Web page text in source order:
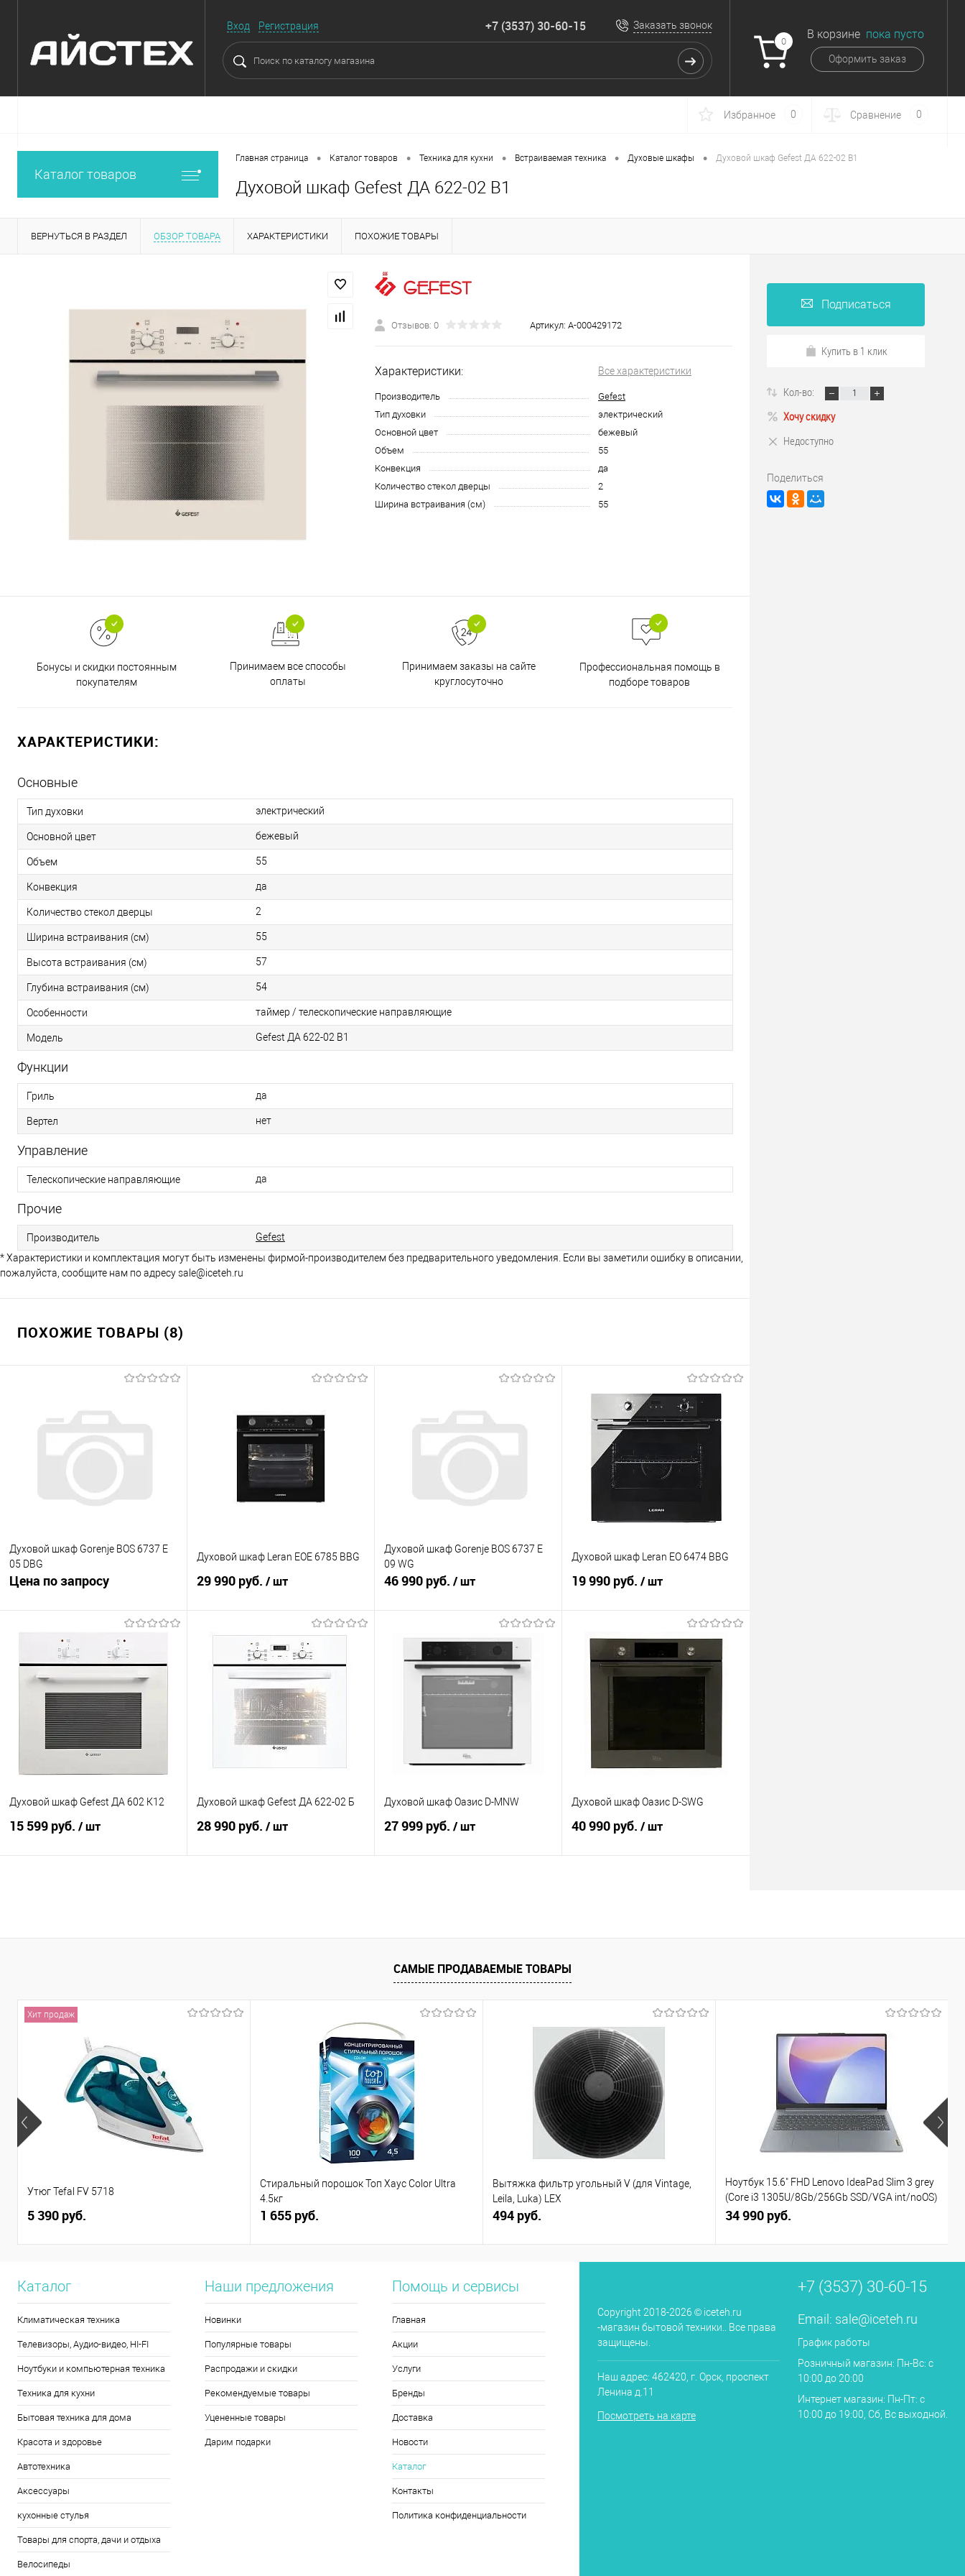
Вход Регистрация +7 (3537) 30-60-15 Заказать звонок
0
В корзине пока пусто
Оформить заказ
Избранное 0 Сравнение 0
Каталог товаров
Главная страница • Каталог товаров • Техника для кухни • Встраиваемая техника • Духовые шкафы • Духовой шкаф Gefest ДА 622-02 B1
Духовой шкаф Gefest ДА 622-02 B1
ВЕРНУТЬСЯ В РАЗДЕЛ ОБЗОР ТОВАРА ХАРАКТЕРИСТИКИ ПОХОЖИЕ ТОВАРЫ
Отзывов: 0 Артикул: А-000429172
Характеристики: Все характеристики
Производитель
Gefest
Тип духовки
электрический
Основной цвет
бежевый
Объем
55
Конвекция
да
Количество стекол дверцы
2
Ширина встраивания (см)
55
Бонусы и скидки постоянным
покупателям
Принимаем все способы
оплаты
Принимаем заказы на сайте
круглосуточно
Профессиональная помощь в
подборе товаров
ХАРАКТЕРИСТИКИ:
Основные
Тип духовки электрический
Основной цвет бежевый
Объем 55
Конвекция да
Количество стекол дверцы 2
Ширина встраивания (см) 55
Высота встраивания (см) 57
Глубина встраивания (см) 54
Особенности таймер / телескопические направляющие
Модель Gefest ДА 622-02 В1
Функции
Гриль да
Вертел нет
Управление
Телескопические направляющие да
Прочие
Производитель
Gefest
* Характеристики и комплектация могут быть изменены фирмой-производителем без предварительного уведомления. Если вы заметили ошибку в описании,
пожалуйста, сообщите нам по адресу sale@iceteh.ru
ПОХОЖИЕ ТОВАРЫ (8)
Духовой шкаф Gorenje BOS 6737 E
05 DBG
Цена по запросу
Запросить цену
Купить в 1 клик
К сравнению
В избранное
В наличии
Духовой шкаф Leran EOE 6785 BBG
29 990 руб. / шт
В корзину
Купить в 1 клик
К сравнению
В избранное
В наличии
Духовой шкаф Gorenje BOS 6737 E
09 WG
46 990 руб. / шт
Купить в 1 клик
К сравнению
В избранное
В наличии
Духовой шкаф Leran EO 6474 BBG
19 990 руб. / шт
Купить в 1 клик
К сравнению
В избранное
В наличии
Духовой шкаф Gefest ДА 602 К12
15 599 руб. / шт
В избранное
Под заказ
Духовой шкаф Gefest ДА 622-02 Б
28 990 руб. / шт
В избранное
Под заказ
Духовой шкаф Оазис D-MNW
27 999 руб. / шт
В избранное
В наличии
Духовой шкаф Оазис D-SWG
40 990 руб. / шт
В избранное
В наличии
Подписаться
Купить в 1 клик
Кол-во:
Хочу скидку
Недоступно
Поделиться
САМЫЕ ПРОДАВАЕМЫЕ ТОВАРЫ
Хит продаж
Утюг Tefal FV 5718
5 390 руб.
Стиральный порошок Топ Хаус Color Ultra
4.5кг
1 655 руб.
Вытяжка фильтр угольный V (для Vintage,
Leila, Luka) LEX
494 руб.
Ноутбук 15.6" FHD Lenovo IdeaPad Slim 3 grey
(Core i3 1305U/8Gb/256Gb SSD/VGA int/noOS)
(82X7004BPS)
34 990 руб.
Каталог
Климатическая техника
Телевизоры, Аудио-видео, HI-FI
Ноутбуки и компьютерная техника
Техника для кухни
Бытовая техника для дома
Красота и здоровье
Автотехника
Аксессуары
кухонные стулья
Товары для спорта, дачи и отдыха
Велосипеды
Наши предложения
Новинки
Популярные товары
Распродажи и скидки
Рекомендуемые товары
Уцененные товары
Дарим подарки
Помощь и сервисы
Главная
Акции
Услуги
Бренды
Доставка
Новости
Каталог
Контакты
Политика конфиденциальности
Copyright 2018-2026 © iceteh.ru
-магазин бытовой техники.. Все права
защищены.
Наш адрес: 462420, г. Орск, проспект
Ленина д.11
Посмотреть на карте
+7 (3537) 30-60-15
Email: sale@iceteh.ru
График работы
Розничный магазин: Пн-Вс: с
10:00 до 20:00
Интернет магазин: Пн-Пт: с
10:00 до 19:00, Сб, Вс выходной.